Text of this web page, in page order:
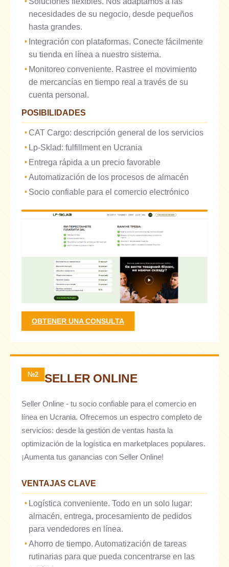
necesidades de su negocio, desde pequeños
hasta grandes.
Integración con plataformas. Conecte fácilmente
su tienda en línea a nuestro sistema.
Monitoreo conveniente. Rastree el movimiento
de mercancías en tiempo real a través de su
cuenta personal.
POSIBILIDADES
CAT Cargo: descripción general de los servicios
Lp-Sklad: fulfillment en Ucrania
Entrega rápida a un precio favorable
Automatización de los procesos de almacén
Socio confiable para el comercio electrónico
OBTENER UNA CONSULTA
№2 SELLER ONLINE
Seller Online - tu socio confiable para el comercio en
línea en Ucrania. Ofrecemos un espectro completo de
servicios: desde la gestión de ventas hasta la
optimización de la logística en marketplaces populares.
¡Aumenta tus ganancias con Seller Online!
VENTAJAS CLAVE
Logística conveniente. Todo en un solo lugar:
almacén, entrega, procesamiento de pedidos
para vendedores en línea.
Ahorro de tiempo. Automatización de tareas
rutinarias para que pueda concentrarse en las